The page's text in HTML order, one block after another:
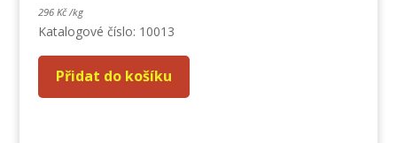
296 Kč /kg
Katalogové číslo: 10013
Přidat do košíku